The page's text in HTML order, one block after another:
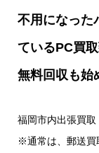
不用になった
ているPC買
無料回収も始
福岡市内出張買取
※通常は、郵送買